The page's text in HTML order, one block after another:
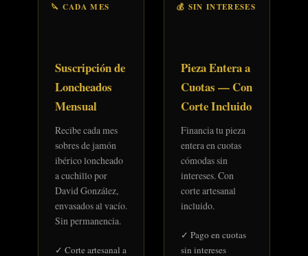
🔪 CADA MES
Suscripción de
Loncheados
Mensual
Recibe cada mes
sobres de jamón
ibérico loncheado
a cuchillo por
David González,
envasados al vacío.
Sin permanencia.
✓ Corte artesanal a
💰 SIN INTERESES
Pieza Entera a
Cuotas — Con
Corte Incluido
Financia tu pieza
entera en cuotas
cómodas sin
intereses. Con
corte artesanal
incluido.
✓ Pago en cuotas
sin intereses